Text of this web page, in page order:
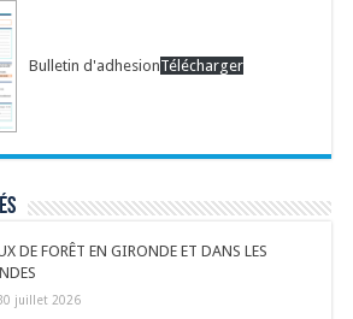
Bulletin d'adhesionTélécharger
DE FORÊT EN GIRONDE ET DANS LES
juillet 2026